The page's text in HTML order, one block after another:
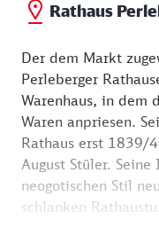
Rathaus
Der dem Markt
Perleberger
Warenhaus, in dem
Waren anpriesen.
Rathaus erst 1839/
August Stüler.
neogotischen Stil
schlanken
schweift der